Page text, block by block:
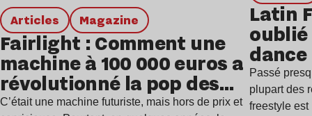
Articles magazine
Fairlight : Comment une
machine à 100 000 euros a
révolutionné la pop des
années 1980 ?
C’était une machine futuriste, mais hors de prix et
Latin
oublié
Passé
plupart des
freestyle